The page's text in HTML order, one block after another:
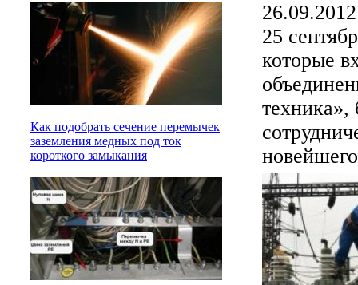
Как подобрать сечение перемычек
заземления медных под ток
короткого замыкания
26.09.2012
25
которые
техника»,